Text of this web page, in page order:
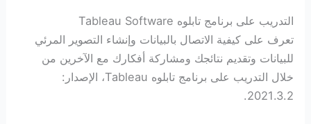
التدريب على برنامج تابلوه Tableau Software
تعرف على كيفية الاتصال بالبيانات وإنشاء التصوير المرئي
للبيانات وتقديم نتائجك ومشاركة أفكارك مع الآخرين من
خلال التدريب على برنامج تابلوه Tableau، الإصدار:
2021.3.2.